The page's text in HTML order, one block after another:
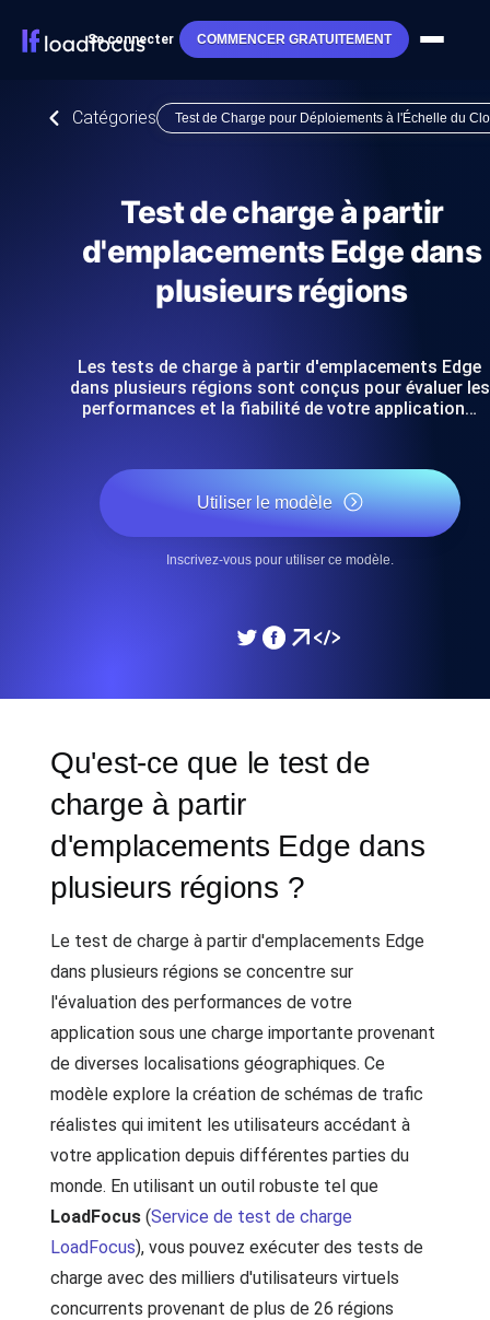
Se connecter COMMENCER GRATUITEMENT
Catégories Test de Charge pour Déploiements à l'Échelle du
Test de charge à partir
d'emplacements Edge dans
plusieurs régions
Les tests de charge à partir d'emplacements Edge
dans plusieurs régions sont conçus pour évaluer les
performances et la fiabilité de votre application…
Utiliser le modèle
Inscrivez-vous pour utiliser ce modèle.
Qu'est-ce que le test de
charge à partir
d'emplacements Edge dans
plusieurs régions ?
Le test de charge à partir d'emplacements Edge
dans plusieurs régions se concentre sur
l'évaluation des performances de votre
application sous une charge importante provenant
de diverses localisations géographiques. Ce
modèle explore la création de schémas de trafic
réalistes qui imitent les utilisateurs accédant à
votre application depuis différentes parties du
monde. En utilisant un outil robuste tel que
LoadFocus (Service de test de charge
LoadFocus), vous pouvez exécuter des tests de
charge avec des milliers d'utilisateurs virtuels
concurrents provenant de plus de 26 régions